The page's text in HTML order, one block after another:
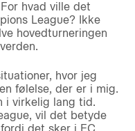
hvad ville det
League? Ikke
hovedturneringen
hvor jeg
følelse, der er i mig.
i virkelig lang tid.
vil det betyde